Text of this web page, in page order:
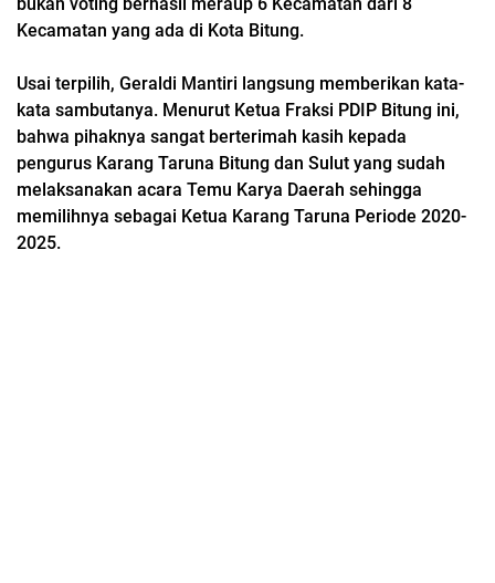
Kecamatan yang ada di Kota Bitung.
Usai terpilih, Geraldi Mantiri langsung memberikan kata-
kata sambutanya. Menurut Ketua Fraksi PDIP Bitung ini,
bahwa pihaknya sangat berterimah kasih kepada
pengurus Karang Taruna Bitung dan Sulut yang sudah
melaksanakan acara Temu Karya Daerah sehingga
memilihnya sebagai Ketua Karang Taruna Periode 2020-
2025.